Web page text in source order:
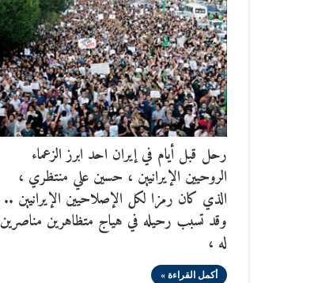
رحل قبل أيام في إيران احد ابرز الزعماء
الروحيين الإيرانيين ، حسين علي منتظري ،
الذي كان رمزا لكل الإصلاحيين الإيرانيين ..
وقد تسبب رحيله في هياج متظاهرين مناصرين
له ،
أكمل القراءة »